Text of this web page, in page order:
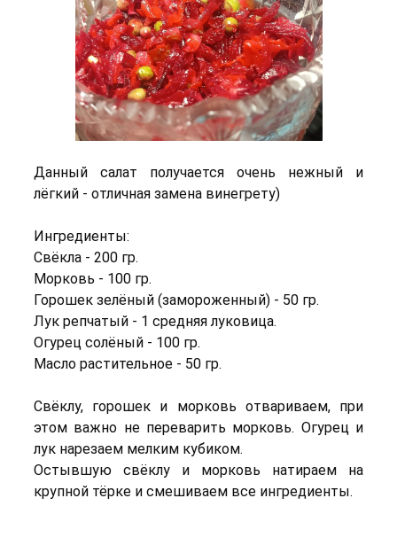
Данный салат получается очень нежный и
лёгкий - отличная замена винегрету)
Ингредиенты:
Свёкла - 200 гр.
Морковь - 100 гр.
Горошек зелёный (замороженный) - 50 гр.
Лук репчатый - 1 средняя луковица.
Огурец солёный - 100 гр.
Масло растительное - 50 гр.
Свёклу, горошек и морковь отвариваем, при
этом важно не переварить морковь. Огурец и
лук нарезаем мелким кубиком.
Остывшую свёклу и морковь натираем на
крупной тёрке и смешиваем все ингредиенты.